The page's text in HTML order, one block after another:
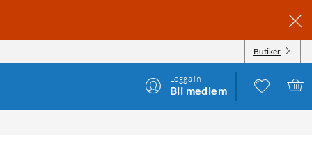
Butiker
Logga in
Bli medlem